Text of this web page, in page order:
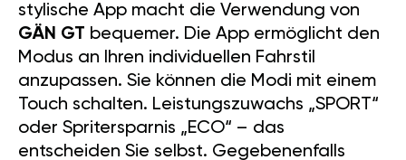
stylische App macht die Verwendung von
GÄN GT bequemer. Die App ermöglicht den
Modus an Ihren individuellen Fahrstil
anzupassen. Sie können die Modi mit einem
Touch schalten. Leistungszuwachs „SPORT“
oder Spritersparnis „ECO“ – das
entscheiden Sie selbst. Gegebenenfalls